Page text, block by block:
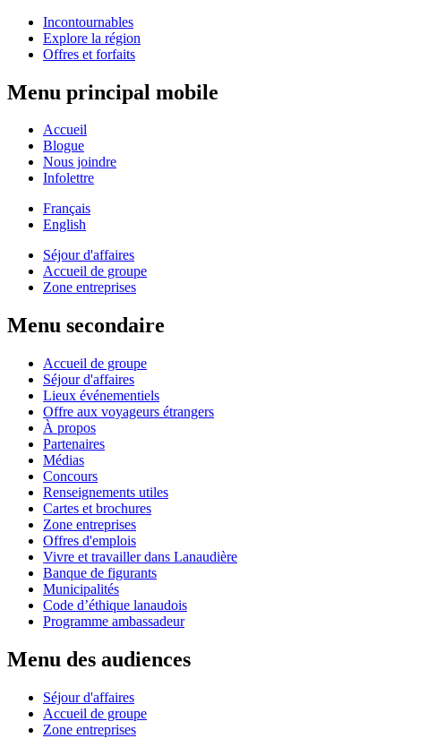
Incontournables
Explore la région
Offres et forfaits
Menu principal mobile
Accueil
Blogue
Nous joindre
Infolettre
Français
English
Séjour d'affaires
Accueil de groupe
Zone entreprises
Menu secondaire
Accueil de groupe
Séjour d'affaires
Lieux événementiels
Offre aux voyageurs étrangers
À propos
Partenaires
Médias
Concours
Renseignements utiles
Cartes et brochures
Zone entreprises
Offres d'emplois
Vivre et travailler dans Lanaudière
Banque de figurants
Municipalités
Code d’éthique lanaudois
Programme ambassadeur
Menu des audiences
Séjour d'affaires
Accueil de groupe
Zone entreprises